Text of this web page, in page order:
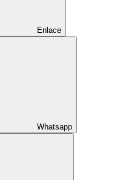
Enlace
Whatsapp